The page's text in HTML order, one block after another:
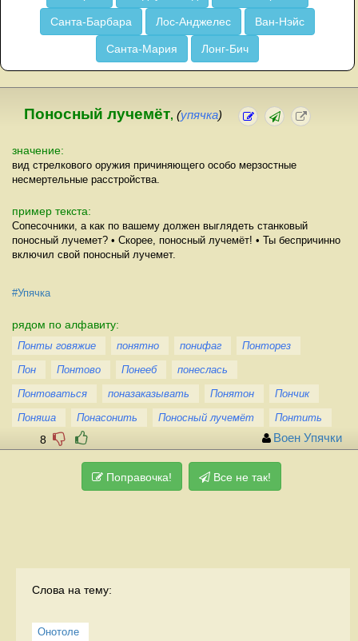
Санта-Барбара Лос-Анджелес Ван-Нэйс
Санта-Мария Лонг-Бич
Поносный лучемёт, (упячка)
значение:
вид стрелкового оружия причиняющего особо мерзостные
несмертельные расстройства.
пример текста:
Сопесочники, а как по вашему должен выглядеть станковый
поносный лучемет? • Скорее, поносный лучемёт! • Ты беспричинно
включил свой поносный лучемет.
#Упячка
рядом по алфавиту:
Понты говяжие понятно понифаг
Понторез
Пон
Понтово Понееб
понеслась
Понтоваться
поназаказывать Понятон
Пончик
Поняша
Понасонить Поносный лучемёт Понтить
8 Воен Упячки
Поправочка! Все не так!
Слова на тему:
Онотоле